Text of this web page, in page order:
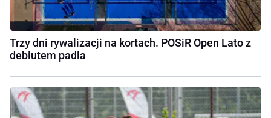
Trzy dni rywalizacji na kortach. POSiR Open Lato z
debiutem padla